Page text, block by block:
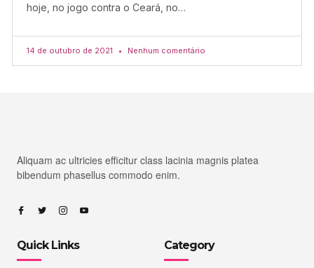
hoje, no jogo contra o Ceará, no…
14 de outubro de 2021 Nenhum comentário
Aliquam ac ultricies efficitur class lacinia magnis platea
bibendum phasellus commodo enim.
Quick Links Category